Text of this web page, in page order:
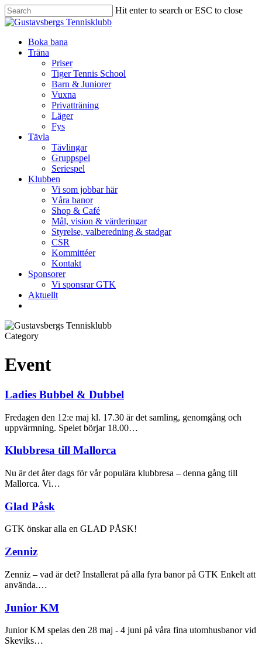
Hit enter to search or ESC to close
Boka bana
Träna
Priser
Tiger Tennis School
Barn & Juniorer
Vuxna
Privatträning
Läger
Fys
Tävla
Tävlingar
Gruppspel
Seriespel
Klubben
Vi som jobbar här
Våra banor
Shop & Café
Mål, vision & värderingar
Styrelse, valberedning & stadgar
CSR
Kommittéer
Kontakt
Sponsorer
Vi sponsrar GTK
Aktuellt
Category
Event
Ladies Bubbel & Dubbel
Fredagen den 12:e maj kl. 17.30 är det samling, genomgång och
uppvärmning. Spelet börjar 18.00…
Klubbresa till Mallorca
Nu är det åter dags för vår populära klubbresa – denna gång till
Mallorca. Vi…
Glad Påsk
GTK önskar alla en GLAD PÅSK!
Zenniz
Zenniz – vad är det? Installerat på alla fyra banor på GTK Enkelt att
använda.…
Junior KM
Junior KM spelas den 28 maj - 4 juni på våra fina utomhusbanor vid
Skeviks…